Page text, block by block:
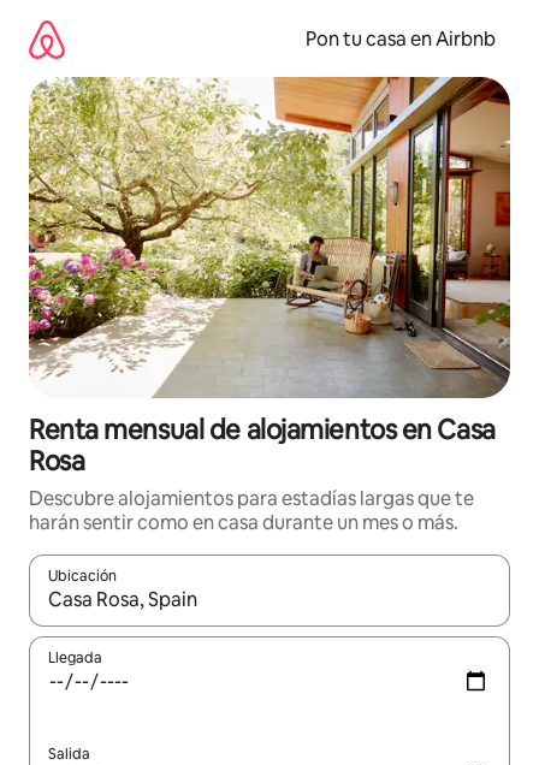
contenido
Pon tu casa en Airbnb
Renta mensual de alojamientos en Casa
Rosa
Descubre alojamientos para estadías largas que te
harán sentir como en casa durante un mes o más.
Ubicación
Cuando los resultados estén disponibles, navega con las
Llegada
Salida